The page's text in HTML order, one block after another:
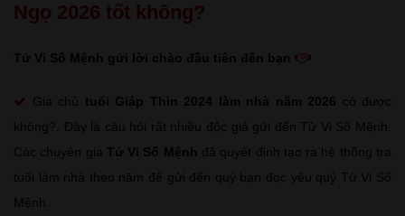
Ngọ 2026 tốt không?
Tử Vi Số Mệnh gửi lời chào đầu tiên đến bạn
Gia chủ tuổi Giáp Thìn 2024 làm nhà năm 2026 có được
không?. Đây là câu hỏi rất nhiều độc giả gửi đến Tử Vi Số Mệnh.
Các chuyên gia Tử Vi Số Mệnh đã quyết định tạo ra hệ thống tra
tuổi làm nhà theo năm để gửi đến quý bạn đọc yêu quý Tử Vi Số
Mệnh.